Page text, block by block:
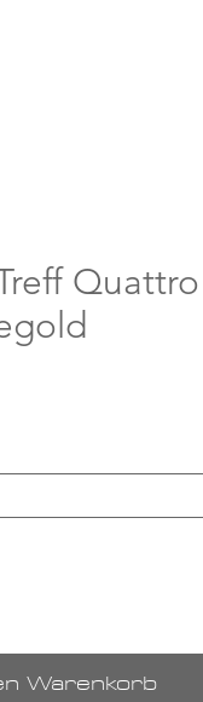
Quattro
Warenkorb